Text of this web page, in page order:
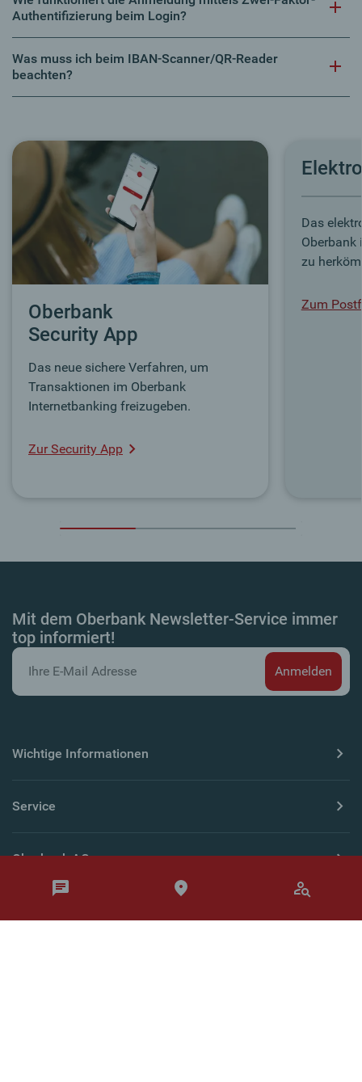
Authentifizierung beim Login?
Was muss ich beim IBAN-Scanner/QR-Reader
beachten?
Oberbank
Security App
Das neue sichere Verfahren, um
Transaktionen im Oberbank
Internetbanking freizugeben.
Zur Security App
Das
Oberbank
zu
Zum
Mit dem Oberbank Newsletter-Service immer
top informiert!
Wichtige Informationen
Service
Oberbank AG